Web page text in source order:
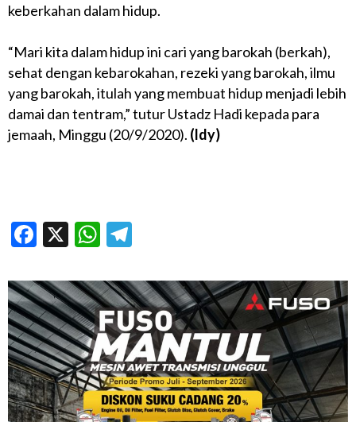
keberkahan dalam hidup.
“Mari kita dalam hidup ini cari yang barokah (berkah),
sehat dengan kebarokahan, rezeki yang barokah, ilmu
yang barokah, itulah yang membuat hidup menjadi lebih
damai dan tentram,” tutur Ustadz Hadi kepada para
jemaah, Minggu (20/9/2020). (ldy)
Facebook
X WhatsApp